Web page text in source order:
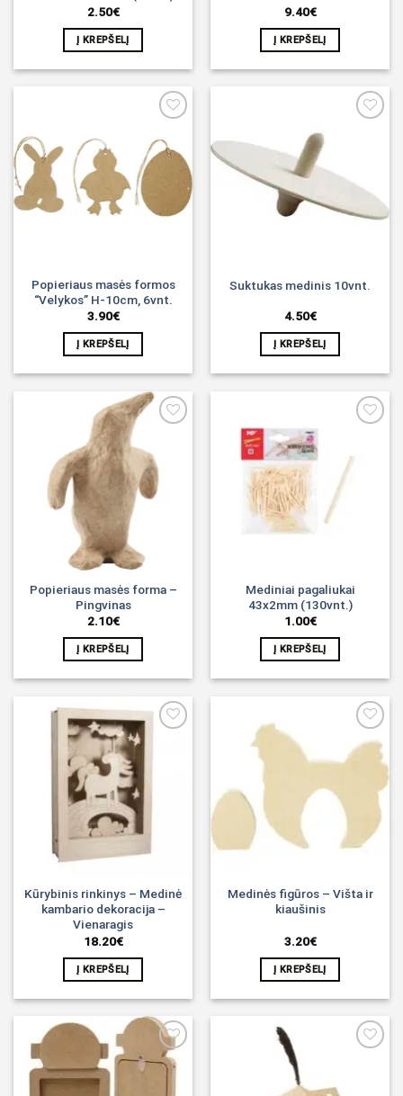
2.50€
Į KREPŠELĮ
9.40€
Į KREPŠELĮ
Noriu!
Popieriaus masės formos
“Velykos” H-10cm, 6vnt.
3.90€
Į KREPŠELĮ
Suktukas medinis 10vnt.
4.50€
Į KREPŠELĮ
Noriu!
Popieriaus masės forma –
Pingvinas
2.10€
Į KREPŠELĮ
Mediniai pagaliukai
43x2mm (130vnt.)
1.00€
Į KREPŠELĮ
Kūrybinis rinkinys – Medinė
kambario dekoracija –
Vienaragis
18.20€
Į KREPŠELĮ
Medinės figūros – Višta ir
kiaušinis
3.20€
Į KREPŠELĮ